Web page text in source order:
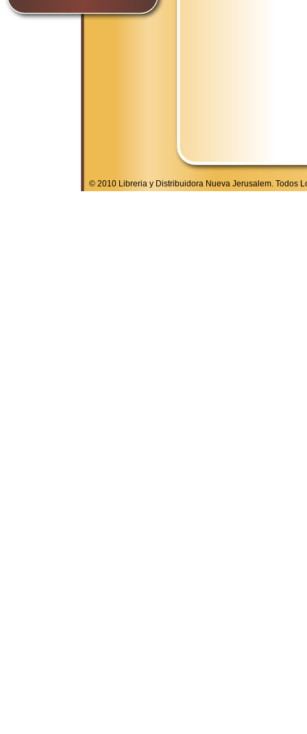
© 2010 Libreria y Distribuidora Nueva Jerusalem. Todos